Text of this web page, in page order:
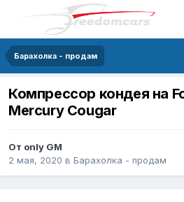
Барахолка - продам
Компрессор кондея на
Mercury Cougar
От only GM
2 мая, 2020 в Барахолка - продам